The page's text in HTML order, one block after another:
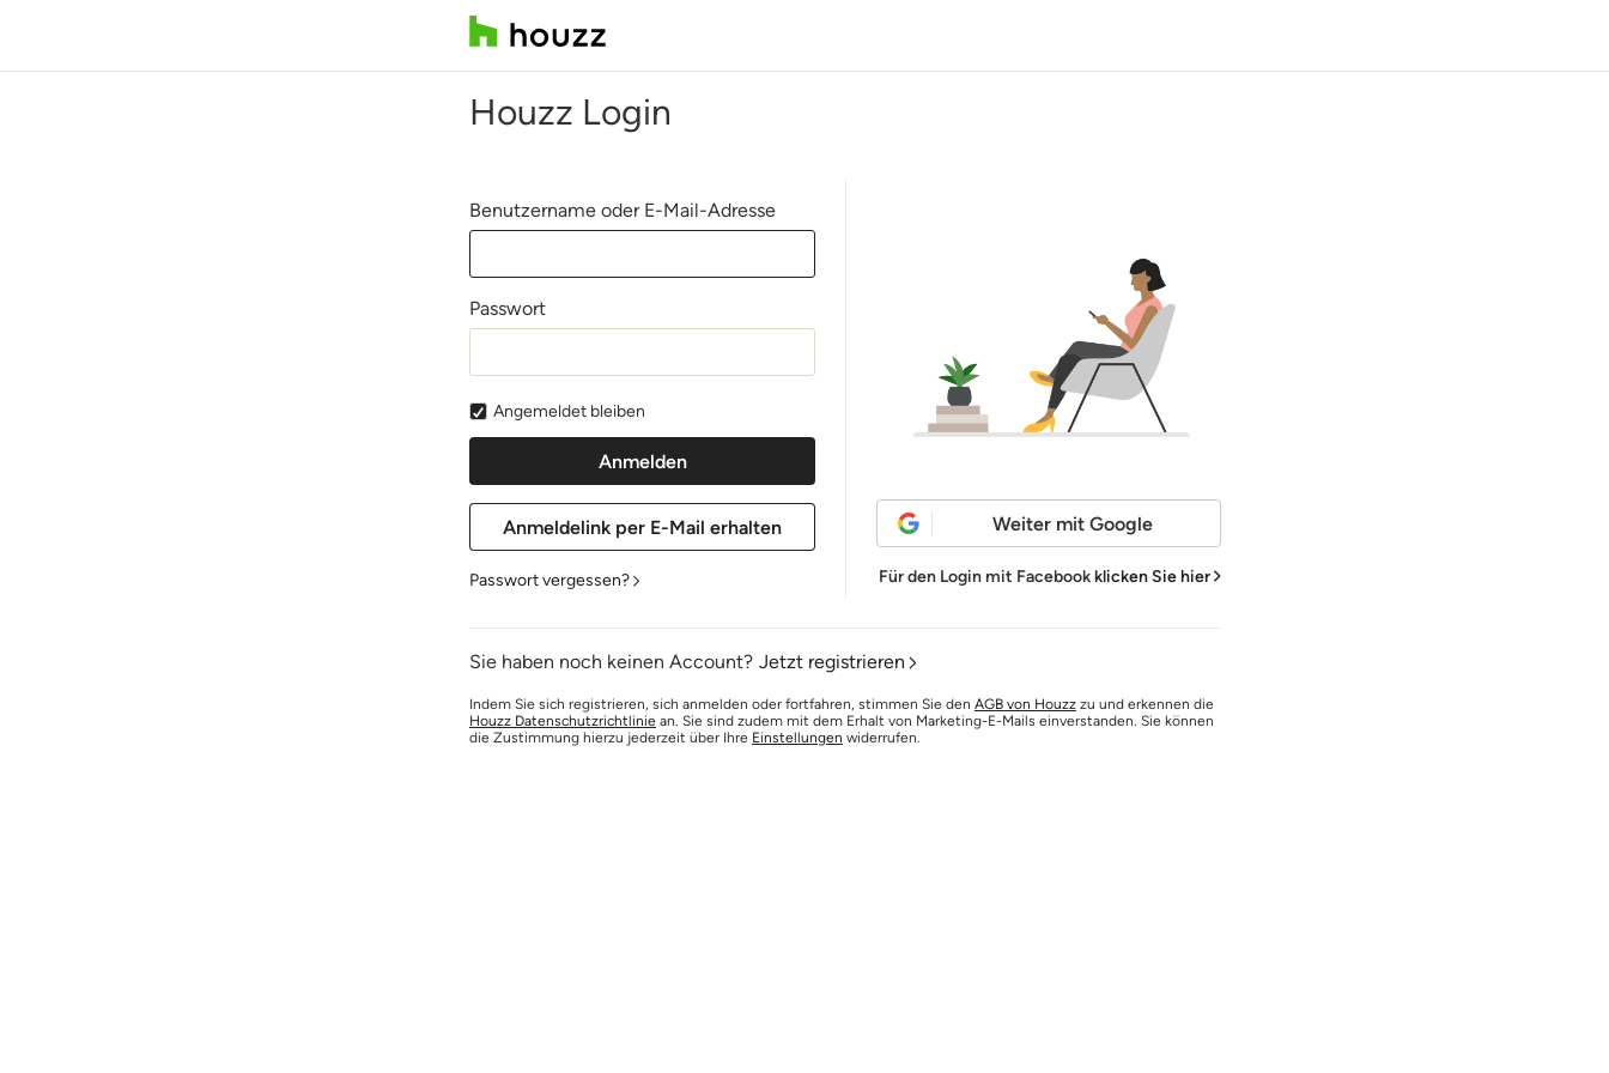
Houzz Login
Benutzername oder E-Mail-Adresse
Passwort
Angemeldet bleiben
Passwort vergessen?
Weiter mit Google
Für den Login mit Facebookklicken Sie hier
Sie haben noch keinen Account? Jetzt registrieren
Indem Sie sich registrieren, sich anmelden oder fortfahren, stimmen Sie den AGB von Houzz zu und erkennen die
Houzz Datenschutzrichtlinie an. Sie sind zudem mit dem Erhalt von Marketing-E-Mails einverstanden. Sie können
die Zustimmung hierzu jederzeit über Ihre Einstellungen widerrufen.